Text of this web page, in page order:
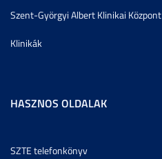
Szent-Györgyi Albert Klinikai Központ
Klinikák
HASZNOS OLDALAK
SZTE telefonkönyv